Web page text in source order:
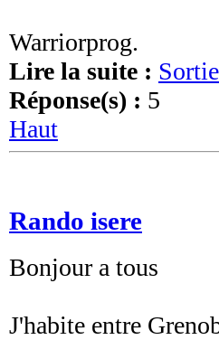
Warriorprog.
Lire la suite :
Réponse(s) : 5
Haut
Rando isere
Bonjour a tous
J'habite entre